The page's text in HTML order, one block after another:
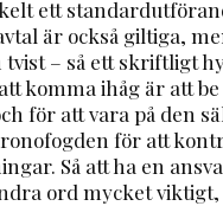
ett
är också giltiga,
tvist – så ett skriftligt
komma ihåg är att
för att vara på den
för att
Så att ha en
ord mycket